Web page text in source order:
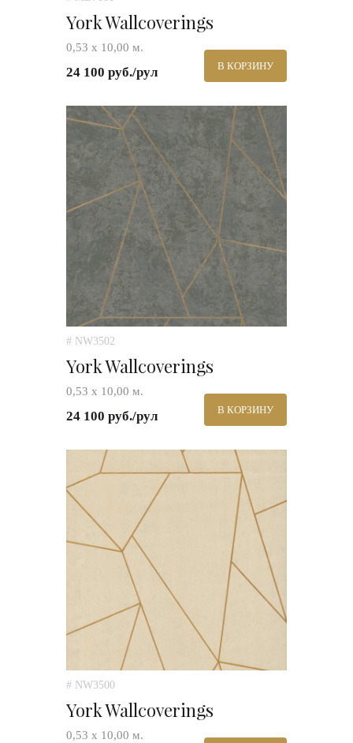
York Wallcoverings
0,53 х 10,00 м.
24 100 руб./рул В КОРЗИНУ
# NW3502
York Wallcoverings
0,53 х 10,00 м.
24 100 руб./рул В КОРЗИНУ
# NW3500
York Wallcoverings
0,53 х 10,00 м.